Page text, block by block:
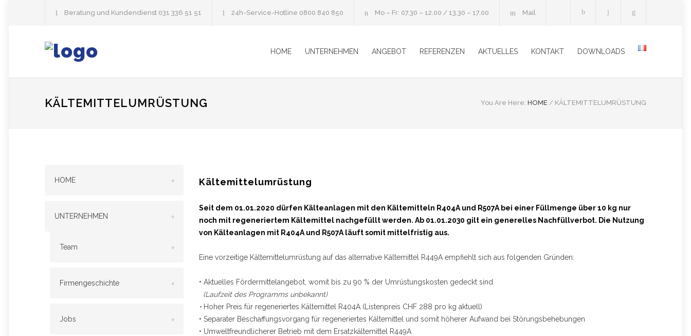
Beratung und Kundendienst 031 336 51 51 24h-Service-Hotline 0800 840 850 Mo – Fr: 07.30 – 12.00 / 13.30 – 17.00 Mail
HOME UNTERNEHMEN ANGEBOT REFERENZEN AKTUELLES KONTAKT DOWNLOADS
KÄLTEMITTELUMRÜSTUNG You Are Here: HOME / KÄLTEMITTELUMRÜSTUNG
HOME
UNTERNEHMEN
Team
Firmengeschichte
Jobs
Kältemittelumrüstung
Seit dem 01.01.2020 dürfen Kälteanlagen mit den Kältemitteln R404A und R507A bei einer Füllmenge über 10 kg nur
noch mit regeneriertem Kältemittel nachgefüllt werden. Ab 01.01.2030 gilt ein generelles Nachfüllverbot. Die Nutzung
von Kälteanlagen mit R404A und R507A läuft somit mittelfristig aus.
Eine vorzeitige Kältemittelumrüstung auf das alternative Kältemittel R449A empfiehlt sich aus folgenden Gründen:
• Aktuelles Fördermittelangebot, womit bis zu 90 % der Umrüstungskosten gedeckt sind
(Laufzeit des Programms unbekannt)
• Hoher Preis für regeneriertes Kältemittel R404A (Listenpreis CHF 288 pro kg aktuell)
• Separater Beschaffungsvorgang für regeneriertes Kältemittel und somit höherer Aufwand bei Störungsbehebungen
• Umweltfreundlicherer Betrieb mit dem Ersatzkältemittel R449A